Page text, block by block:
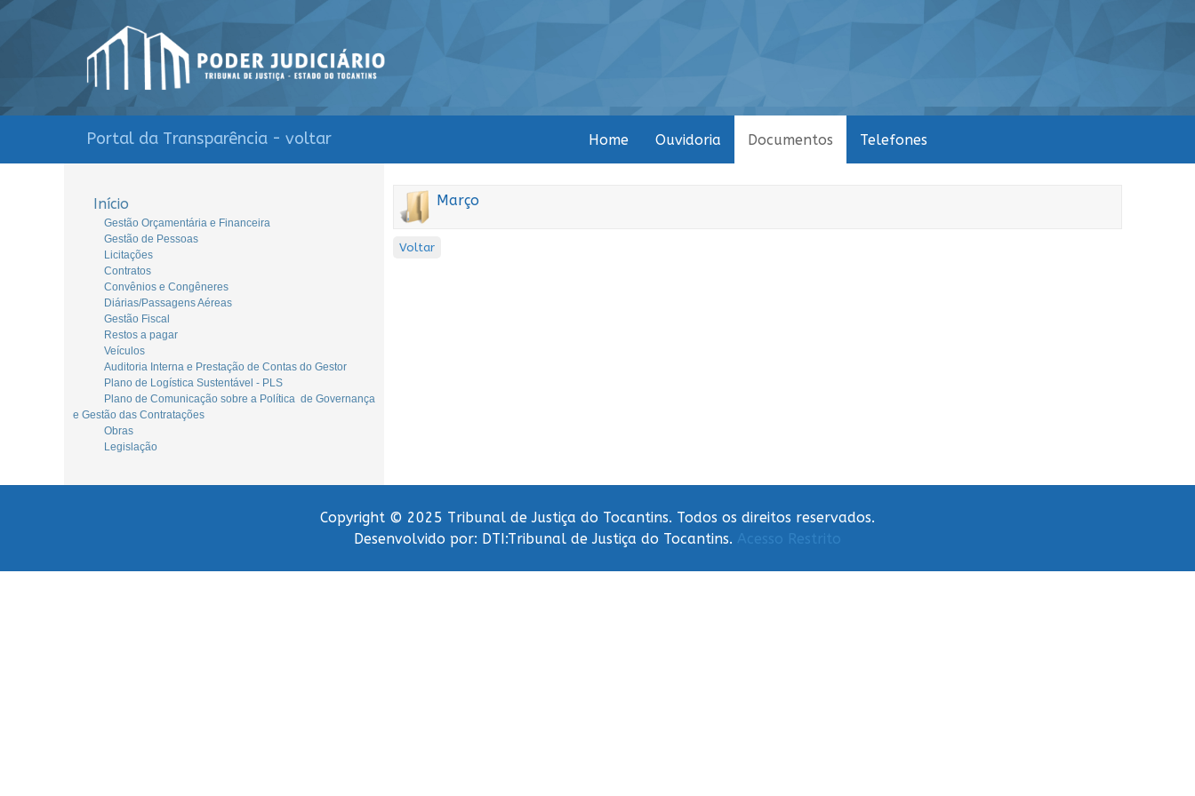
Portal da Transparência - voltar Home Ouvidoria Documentos Telefones
Início
Gestão Orçamentária e Financeira
Gestão de Pessoas
Licitações
Contratos
Convênios e Congêneres
Diárias/Passagens Aéreas
Gestão Fiscal
Restos a pagar
Veículos
Auditoria Interna e Prestação de Contas do Gestor
Plano de Logística Sustentável - PLS
Plano de Comunicação sobre a Política de Governança
e Gestão das Contratações
Obras
Legislação
Março
Voltar
Copyright © 2025 Tribunal de Justiça do Tocantins. Todos os direitos reservados.
Desenvolvido por: DTI:Tribunal de Justiça do Tocantins.